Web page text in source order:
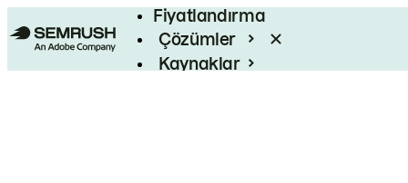
Fiyatlandırma
Çözümler
Kaynaklar